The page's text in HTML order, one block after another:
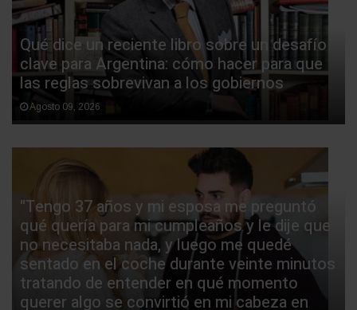
Qué dice un reciente libro sobre un desafío
clave para Argentina: cómo hacer para que
las reglas sobrevivan a los gobiernos
Agosto 09, 2026
"Tengo 37 años y mi esposa me preguntó
qué quería para mi cumpleaños y le dije que
no necesitaba nada, y luego me quedé
sentado en el coche durante veinte minutos
tratando de entender en qué momento
querer algo se convirtió en mi cabeza en